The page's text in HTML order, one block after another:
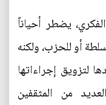
يضطر أحياناً
أو للحزب، ولكنه
إجراءاتها
من المثقفين